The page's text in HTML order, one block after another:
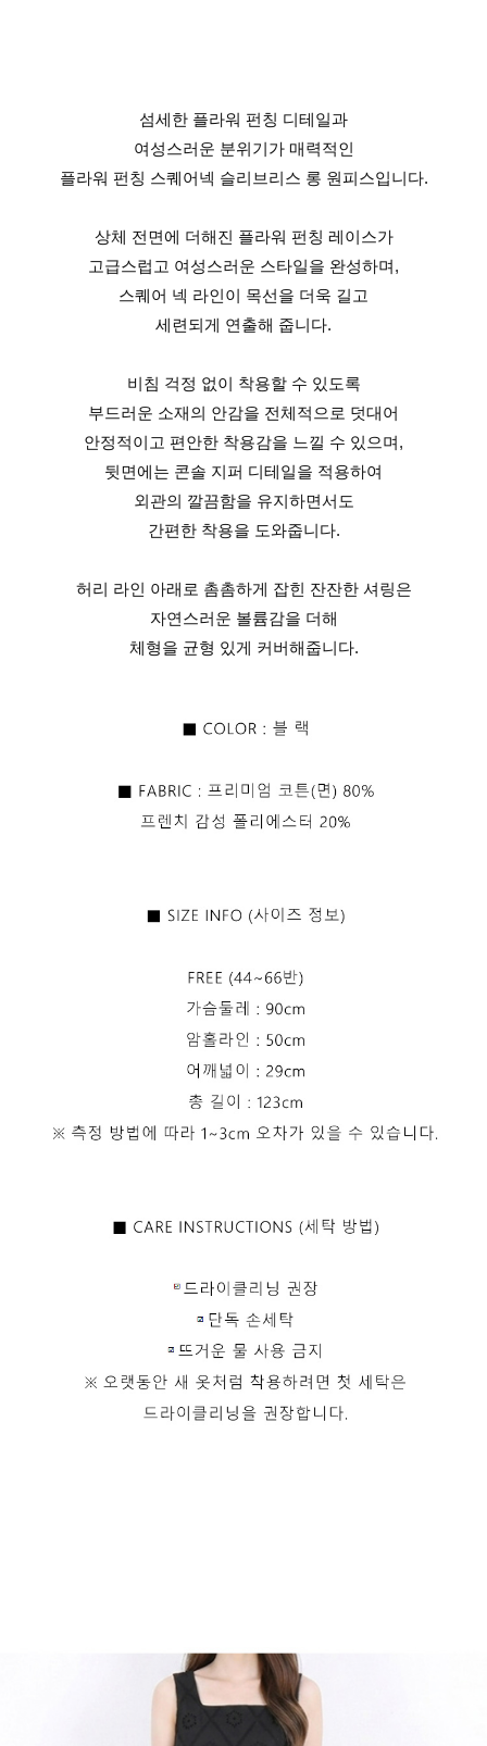
섬세한 플라워 펀칭 디테일과
여성스러운 분위기가 매력적인
플라워 펀칭 스퀘어넥 슬리브리스 롱 원피스입니다.
상체 전면에 더해진 플라워 펀칭 레이스가
고급스럽고 여성스러운 스타일을 완성하며,
스퀘어 넥 라인이 목선을 더욱 길고
세련되게 연출해 줍니다.
비침 걱정 없이 착용할 수 있도록
부드러운 소재의 안감을 전체적으로 덧대어
안정적이고 편안한 착용감을 느낄 수 있으며,
뒷면에는 콘솔 지퍼 디테일을 적용하여
외관의 깔끔함을 유지하면서도
간편한 착용을 도와줍니다.
허리 라인 아래로 촘촘하게 잡힌 잔잔한 셔링은
자연스러운 볼륨감을 더해